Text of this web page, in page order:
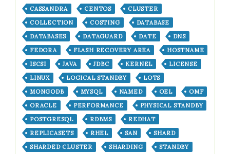
CASSANDRA
CENTOS
CLUSTER
COLLECTION
COSTING
DATABASE
DATABASES
DATAGUARD DATE
DNS
FEDORA
FLASH RECOVERY AREA
HOSTNAME
ISCSI
JAVA JDBC KERNEL
LICENSE
LINUX
LOGICAL STANDBY
LOTS
MONGODB
MYSQL NAMED OEL
OMF
ORACLE
PERFORMANCE
PHYSICAL STANDBY
POSTGRESQL
RDBMS
REDHAT
REPLICASETS
RHEL SAN
SHARD
SHARDED CLUSTER
SHARDING
STANDBY